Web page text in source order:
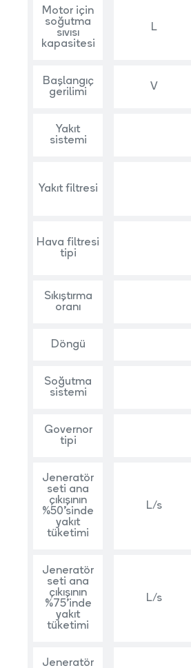
Motor için
soğutma
sıvısı
kapasitesi
L
Başlangıç
gerilimi
V
Yakıt
sistemi
Yakıt filtresi
Hava filtresi
tipi
Sıkıştırma
oranı
Döngü
Soğutma
sistemi
Governor
tipi
Jeneratör
seti ana
çıkışının
%50’sinde
yakıt
tüketimi
L/s
Jeneratör
seti ana
çıkışının
%75’inde
yakıt
tüketimi
L/s
Jeneratör